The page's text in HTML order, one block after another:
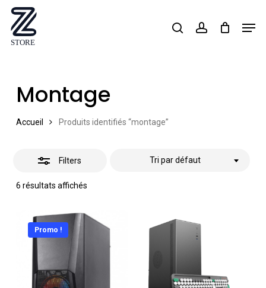
Skip
main
searchaccount
Montage
Accueil Produits identifiés “montage”
Filters
6 résultats affichés
Tri par défaut
Close
Promo !